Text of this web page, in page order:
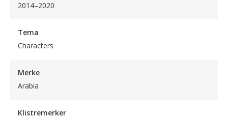
2014–2020
Tema
Characters
Merke
Arabia
Klistremerker